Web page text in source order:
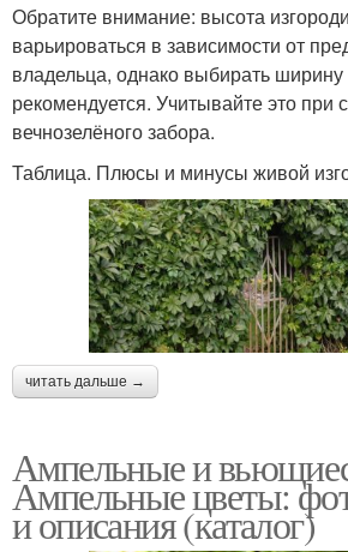
Обратите внимание: высота
варьироваться в зависимости от
владельца, однако выбирать
рекомендуется. Учитывайте это при
вечнозелёного забора.
Таблица. Плюсы и минусы живой
читать дальше →
Ампельные и
Ампельные цветы:
и описания (каталог)